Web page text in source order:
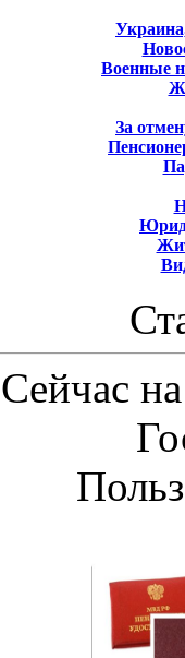
Военные
За
Сейчас